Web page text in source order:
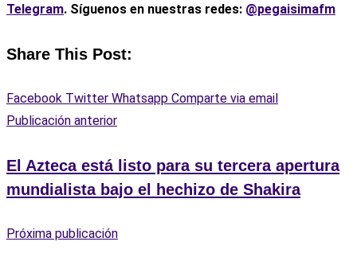
Telegram. Síguenos en nuestras redes: @pegaisimafm
Share This Post:
Facebook Twitter Whatsapp Comparte via email
Publicación anterior
El Azteca está listo para su tercera apertura
mundialista bajo el hechizo de Shakira
Próxima publicación